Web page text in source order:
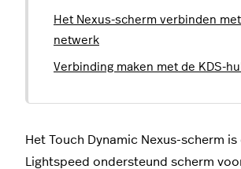
Het Nexus-scherm verbinden
netwerk
Verbinding maken met de KDS-
Het Touch Dynamic Nexus-scherm
Lightspeed ondersteund scherm